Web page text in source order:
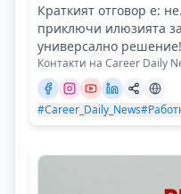
Краткият отговор е:
приключи илюзията
универсално решение!
Контакти на Career Daily
#Career_Daily_News